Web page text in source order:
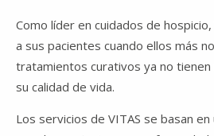
Familiares y cuidadores
Como líder en cuidados de
a sus pacientes cuando ellos más
tratamientos curativos ya no
su calidad de vida.
Los servicios de VITAS se basan